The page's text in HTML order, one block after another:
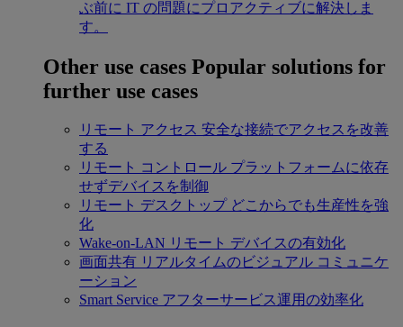
ぶ前に IT の問題にプロアクティブに解決しま
す。
Other use cases Popular solutions for
further use cases
リモート アクセス 安全な接続でアクセスを改善
する
リモート コントロール プラットフォームに依存
せずデバイスを制御
リモート デスクトップ どこからでも生産性を強
化
Wake-on-LAN リモート デバイスの有効化
画面共有 リアルタイムのビジュアル コミュニケ
ーション
Smart Service アフターサービス運用の効率化